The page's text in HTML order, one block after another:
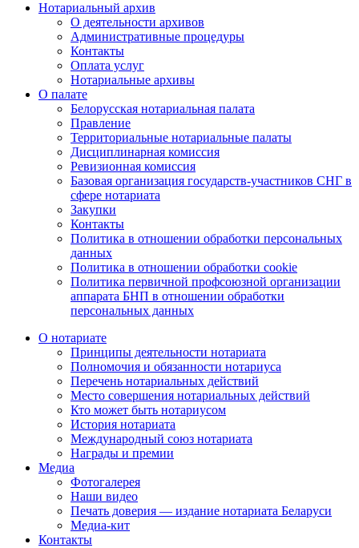
Нотариальный архив
О деятельности архивов
Административные процедуры
Контакты
Оплата услуг
Нотариальные архивы
О палате
Белорусская нотариальная палата
Правление
Территориальные нотариальные палаты
Дисциплинарная комиссия
Ревизионная комиссия
Базовая организация государств-участников СНГ в
сфере нотариата
Закупки
Контакты
Политика в отношении обработки персональных
данных
Политика в отношении обработки cookie
Политика первичной профсоюзной организации
аппарата БНП в отношении обработки
персональных данных
О нотариате
Принципы деятельности нотариата
Полномочия и обязанности нотариуса
Перечень нотариальных действий
Место совершения нотариальных действий
Кто может быть нотариусом
История нотариата
Международный союз нотариата
Награды и премии
Медиа
Фотогалерея
Наши видео
Печать доверия — издание нотариата Беларуси
Медиа-кит
Контакты